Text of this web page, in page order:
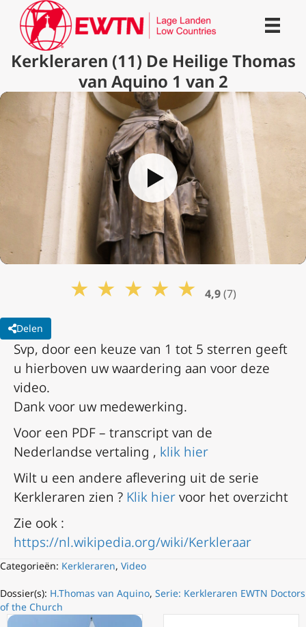
Kerkleraren (11) De Heilige Thomas
van Aquino 1 van 2
★ ★ ★ ★ ★ 4,9(7)
Delen
Svp, door een keuze van 1 tot 5 sterren geeft
u hierboven uw waardering aan voor deze
video.
Dank voor uw medewerking.
Voor een PDF – transcript van de
Nederlandse vertaling , klik hier
Wilt u een andere aflevering uit de serie
Kerkleraren zien ? Klik hiervoor het overzicht
Zie ook :
https://nl.wikipedia.org/wiki/Kerkleraar
Categorieën: Kerkleraren, Video
Dossier(s): H.Thomas van Aquino, Serie: Kerkleraren EWTN Doctors
of the Church